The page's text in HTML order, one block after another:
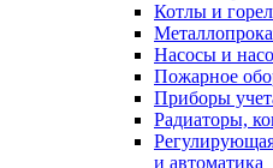
Котлы и
Насосы и
Пожарное
Приборы
Радиаторы,
и автоматика